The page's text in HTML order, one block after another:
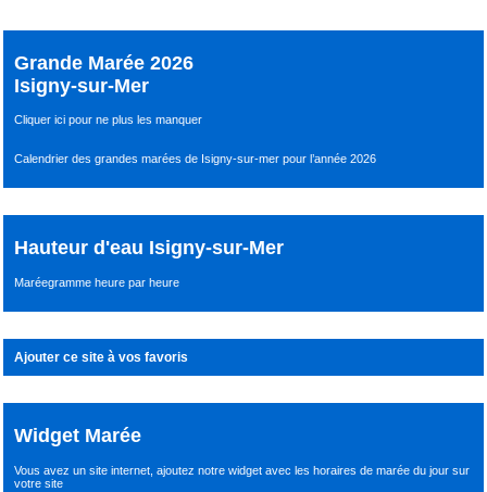
Grande Marée 2026
Isigny-sur-Mer
Cliquer ici pour ne plus les manquer
Calendrier des grandes marées de Isigny-sur-mer pour l’année 2026
Hauteur d'eau Isigny-sur-Mer
Maréegramme heure par heure
Ajouter ce site à vos favoris
Widget Marée
Vous avez un site internet,ajoutez notre widget avec les horaires de marée du joursur
votre site